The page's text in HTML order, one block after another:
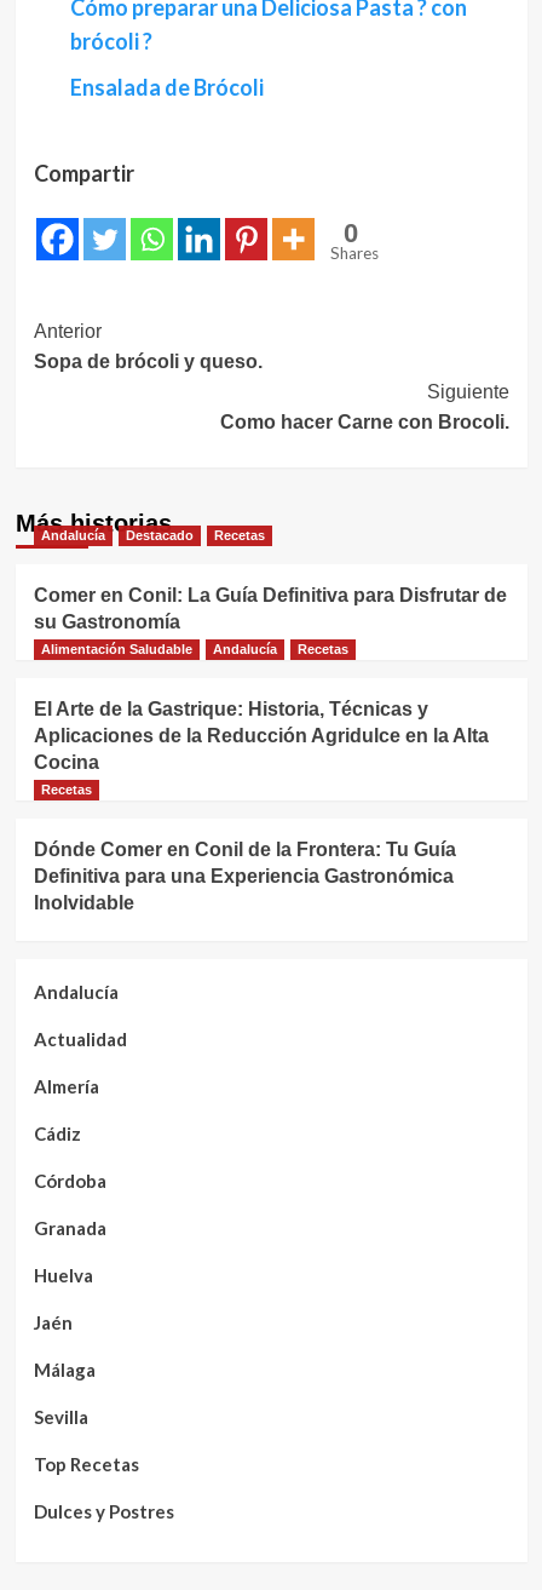
Cómo preparar una Deliciosa Pasta ? con
brócoli ?
Ensalada de Brócoli
Compartir
0
Shares
Navegación
de
Anterior
Sopa de brócoli y queso.
Siguiente
Como hacer Carne con Brocoli.
Más historias
Andalucía Destacado Recetas
Comer en Conil: La Guía Definitiva para Disfrutar de
su Gastronomía
Alimentación Saludable Andalucía Recetas
El Arte de la Gastrique: Historia, Técnicas y
Aplicaciones de la Reducción Agridulce en la Alta
Cocina
Recetas
Dónde Comer en Conil de la Frontera: Tu Guía
Definitiva para una Experiencia Gastronómica
Inolvidable
Andalucía
Actualidad
Almería
Cádiz
Córdoba
Granada
Huelva
Jaén
Málaga
Sevilla
Top Recetas
Dulces y Postres